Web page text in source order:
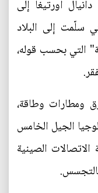
اورتيغا إلى
الصينية الـ250 التي سلّمت إلى البلاد
التي بحسب قوله،
ومطارات وطاقة،
الجيل الخامس
الصينية